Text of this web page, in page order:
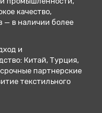
качество,
— в наличии более
и
Китай, Турция,
партнерские
текстильного